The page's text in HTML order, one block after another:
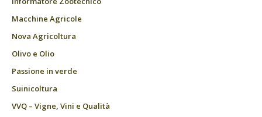
Macchine Agricole
Nova Agricoltura
Olivo e Olio
Passione in verde
Suinicoltura
VVQ – Vigne, Vini e Qualità